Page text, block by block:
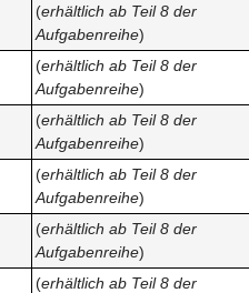
(erhältlich ab Teil 8 der
Aufgabenreihe)
(erhältlich ab Teil 8 der
Aufgabenreihe)
(erhältlich ab Teil 8 der
Aufgabenreihe)
(erhältlich ab Teil 8 der
Aufgabenreihe)
(erhältlich ab Teil 8 der
Aufgabenreihe)
(erhältlich ab Teil 8 der